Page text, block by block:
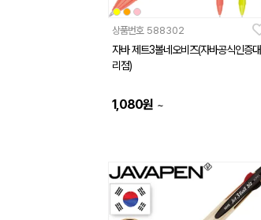
상품번호 588302
자바 제트3볼네오비즈(자바공식인증대
리점)
1,080원 ~